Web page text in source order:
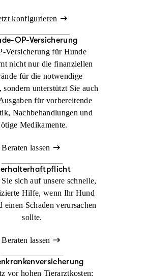
konfigurieren
OP-Versicherung
Versicherung für Hunde
nicht nur die finanziellen
für die notwendige
sondern unterstützt Sie auch
für vorbereitende
Nachbehandlungen und
Medikamente.
Beraten lassen
Sie sich auf unsere schnelle,
Hilfe, wenn Ihr Hund
einen Schaden verursachen
sollte.
Beraten lassen
vor hohen Tierarztkosten: